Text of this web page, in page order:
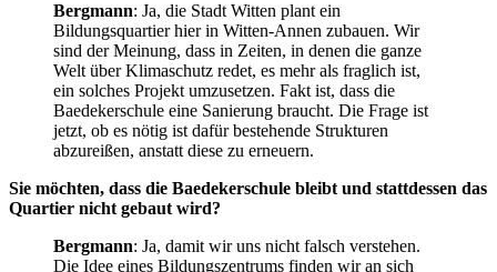
Bergmann: Ja, die Stadt Witten plant ein
Bildungsquartier hier in Witten-Annen zubauen. Wir
sind der Meinung, dass in Zeiten, in denen die ganze
Welt über Klimaschutz redet, es mehr als fraglich ist,
ein solches Projekt umzusetzen. Fakt ist, dass die
Baedekerschule eine Sanierung braucht. Die Frage ist
jetzt, ob es nötig ist dafür bestehende Strukturen
abzureißen, anstatt diese zu erneuern.
Sie möchten, dass die Baedekerschule bleibt und stattdessen das
Quartier nicht gebaut wird?
Bergmann: Ja, damit wir uns nicht falsch verstehen.
Die Idee eines Bildungszentrums finden wir an sich